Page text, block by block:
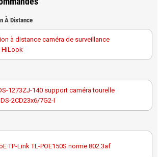
À Distance
à distance caméra de surveillance
HiLook
1273ZJ-140 support caméra tourelle
2CD23x6/7G2-I
1273ZJ-140B support avec boîte de
tourelle AcuSense DS-2CD23x6/7G2-I
TP-Link TL-POE150S norme 802.3af